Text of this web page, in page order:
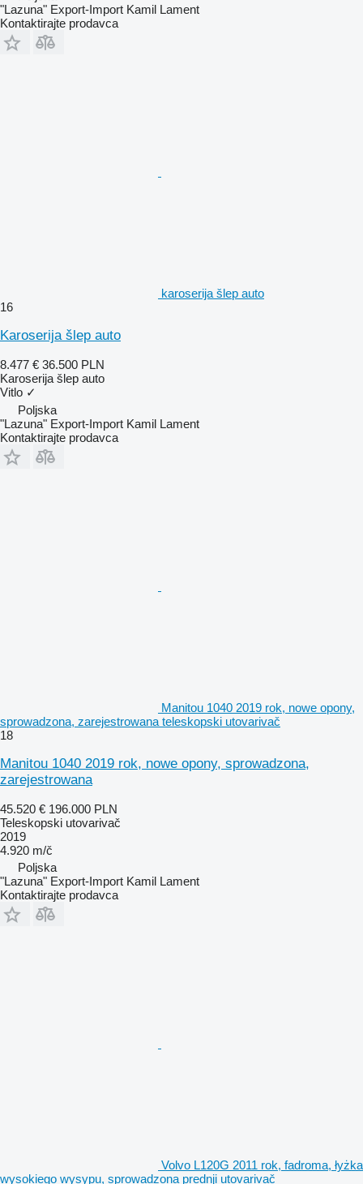
"Lazuna" Export-Import Kamil Lament
Kontaktirajte prodavca
karoserija šlep auto
16
Karoserija šlep auto
8.477 € 36.500 PLN
Karoserija šlep auto
Vitlo ✓
Poljska
"Lazuna" Export-Import Kamil Lament
Kontaktirajte prodavca
Manitou 1040 2019 rok, nowe opony,
sprowadzona, zarejestrowana teleskopski utovarivač
18
Manitou 1040 2019 rok, nowe opony, sprowadzona,
zarejestrowana
45.520 € 196.000 PLN
Teleskopski utovarivač
2019
4.920 m/č
Poljska
"Lazuna" Export-Import Kamil Lament
Kontaktirajte prodavca
Volvo L120G 2011 rok, fadroma, łyżka
wysokiego wysypu, sprowadzona prednji utovarivač